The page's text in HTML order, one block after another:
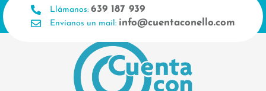
Ir
al
contenido
Llámanos: 639 187 939
Envíanos un mail: info@cuentaconello.com